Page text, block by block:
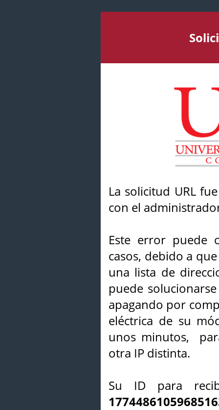
La solicitud URL
con el
Este error puede
casos, debido a
una lista de
puede
apagando por
eléctrica de su
unos minutos,
otra IP distinta.
Su ID para